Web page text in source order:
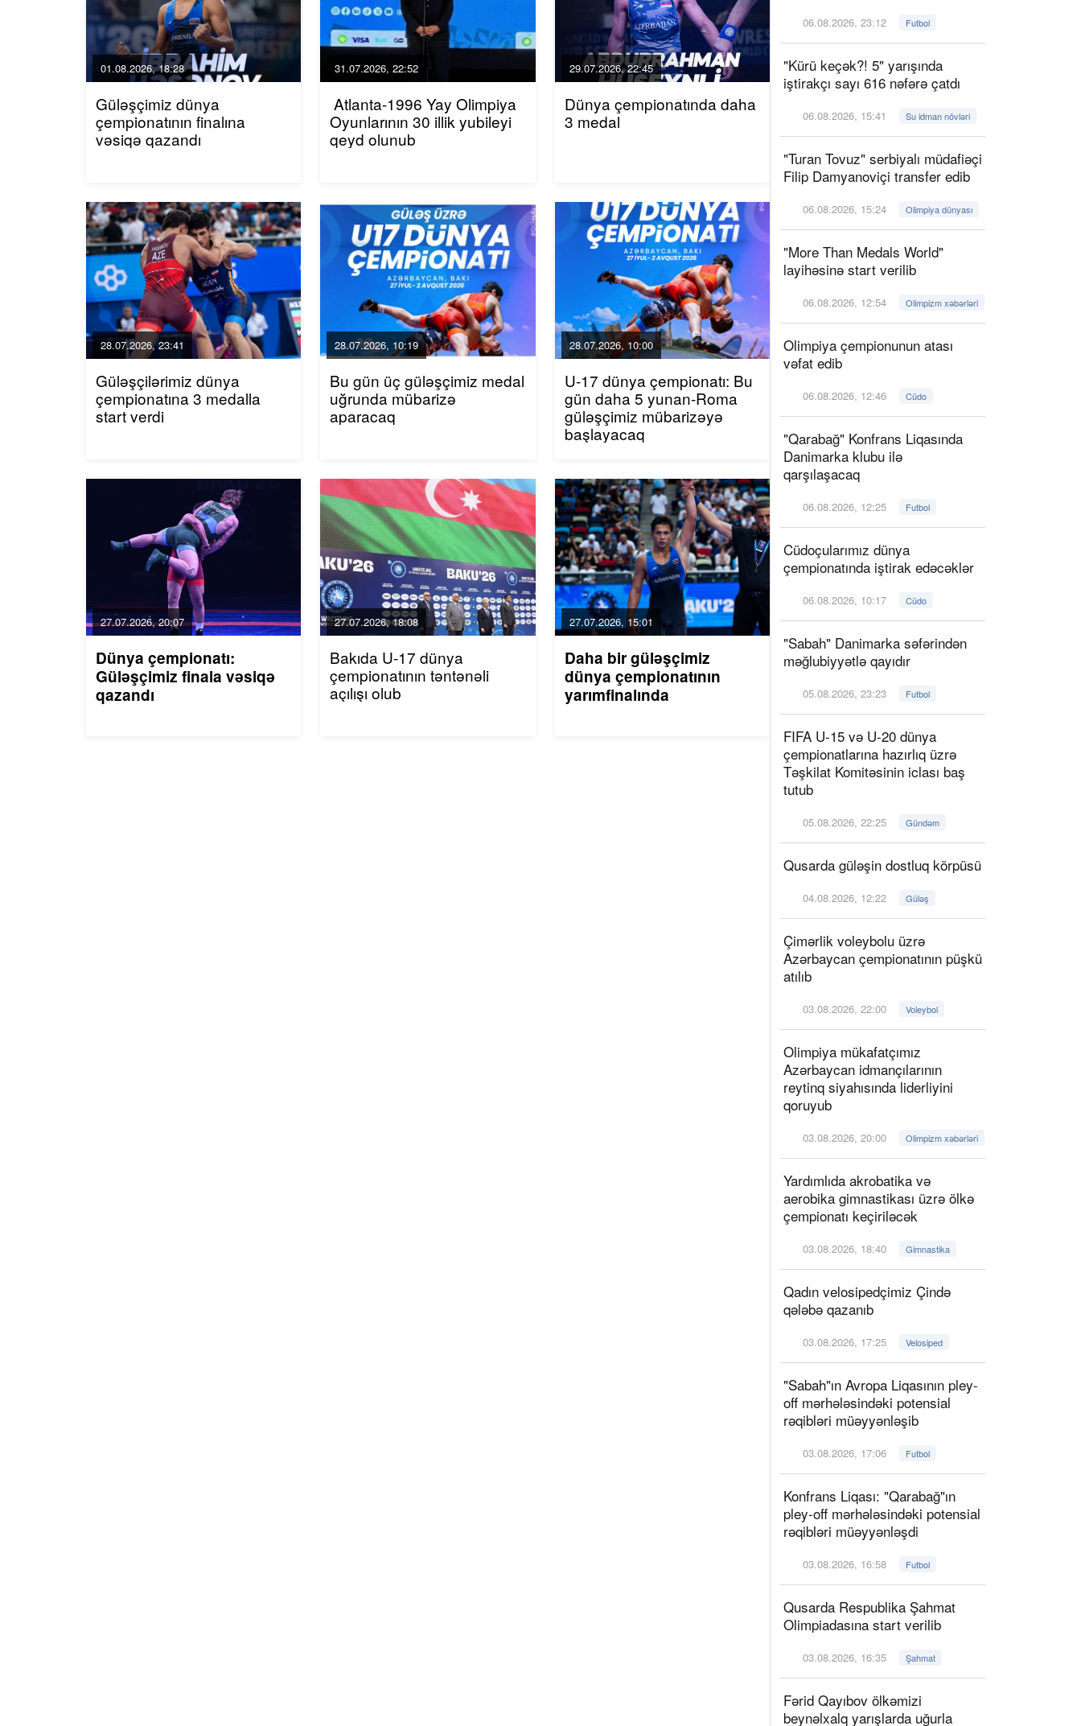
01.08.2026, 18:28
Güləşçimiz dünya
çempionatının finalına
vəsiqə qazandı
31.07.2026, 22:52
Atlanta-1996 Yay Olimpiya
Oyunlarının 30 illik yubileyi
qeyd olunub
29.07.2026, 22:45
Dünya çempionatında daha
3 medal
28.07.2026, 23:41
Güləşçilərimiz dünya
çempionatına 3 medalla
start verdi
28.07.2026, 10:19
Bu gün üç güləşçimiz medal
uğrunda mübarizə
aparacaq
28.07.2026, 10:00
U-17 dünya çempionatı: Bu
gün daha 5 yunan-Roma
güləşçimiz mübarizəyə
başlayacaq
27.07.2026, 20:07
Dünya çempionatı:
Güləşçimiz finala vəsiqə
qazandı
27.07.2026, 18:08
Bakıda U-17 dünya
çempionatının təntənəli
açılışı olub
27.07.2026, 15:01
Daha bir güləşçimiz
dünya çempionatının
yarımfinalında
06.08.2026, 23:12 Futbol
"Kürü keçək?! 5" yarışında
iştirakçı sayı 616 nəfərə çatdı
06.08.2026, 15:41 Su idman növləri
"Turan Tovuz" serbiyalı müdafiəçi
Filip Damyanoviçi transfer edib
06.08.2026, 15:24 Olimpiya dünyası
"More Than Medals World"
layihəsinə start verilib
06.08.2026, 12:54 Olimpizm xəbərləri
Olimpiya çempionunun atası
vəfat edib
06.08.2026, 12:46 Cüdo
"Qarabağ" Konfrans Liqasında
Danimarka klubu ilə
qarşılaşacaq
06.08.2026, 12:25 Futbol
Cüdoçularımız dünya
çempionatında iştirak edəcəklər
06.08.2026, 10:17 Cüdo
"Sabah" Danimarka səfərindən
məğlubiyyətlə qayıdır
05.08.2026, 23:23 Futbol
FIFA U-15 və U-20 dünya
çempionatlarına hazırlıq üzrə
Təşkilat Komitəsinin iclası baş
tutub
05.08.2026, 22:25 Gündəm
Qusarda güləşin dostluq körpüsü
04.08.2026, 12:22 Güləş
Çimərlik voleybolu üzrə
Azərbaycan çempionatının püşkü
atılıb
03.08.2026, 22:00 Voleybol
Olimpiya mükafatçımız
Azərbaycan idmançılarının
reytinq siyahısında liderliyini
qoruyub
03.08.2026, 20:00 Olimpizm xəbərləri
Yardımlıda akrobatika və
aerobika gimnastikası üzrə ölkə
çempionatı keçiriləcək
03.08.2026, 18:40 Gimnastika
Qadın velosipedçimiz Çində
qələbə qazanıb
03.08.2026, 17:25 Velosiped
"Sabah"ın Avropa Liqasının pley-
off mərhələsindəki potensial
rəqibləri müəyyənləşib
03.08.2026, 17:06 Futbol
Konfrans Liqası: "Qarabağ"ın
pley-off mərhələsindəki potensial
rəqibləri müəyyənləşdi
03.08.2026, 16:58 Futbol
Qusarda Respublika Şahmat
Olimpiadasına start verilib
03.08.2026, 16:35 Şahmat
Fərid Qayıbov ölkəmizi
beynəlxalq yarışlarda uğurla